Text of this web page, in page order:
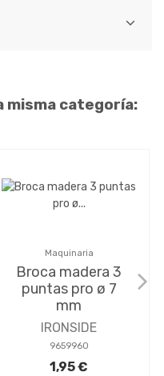
misma categoría:
Maquinaria
Broca madera 3
puntas pro ø 7
mm
IRONSIDE
9659960
1,95 €